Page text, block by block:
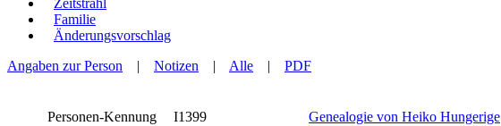
Zeitstrahl
Familie
Änderungsvorschlag
Angaben zur Person | Notizen | Alle | PDF
Personen-Kennung I1399
Genealogie von Heiko Hungerige